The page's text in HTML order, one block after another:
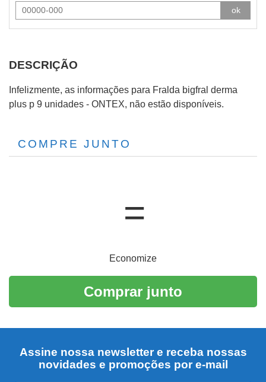
ok
DESCRIÇÃO
Infelizmente, as informações para Fralda bigfral derma
plus p 9 unidades - ONTEX, não estão disponíveis.
COMPRE JUNTO
Economize
Comprar junto
Assine nossa newsletter e receba nossas
novidades e promoções por e-mail